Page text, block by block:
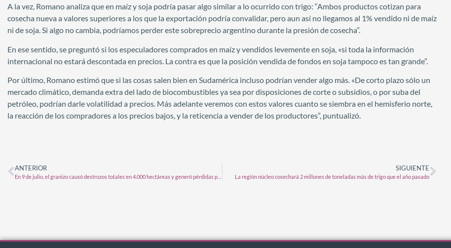
A la vez, Romano analiza que en maíz y soja podría pasar algo similar a lo ocurrido con trigo: “Ambos productos cotizan para
cosecha nueva a valores superiores a los que la exportación podría convalidar, pero aun así no llegamos al 1% vendido ni de maíz
ni de soja. Si algo no cambia, podríamos perder este sobreprecio argentino durante la presión de cosecha”.
En ese sentido, se preguntó si los especuladores comprados en maíz y vendidos levemente en soja, «si toda la información
internacional no estará descontada en precios. La contra es que la posición vendida de fondos en soja tampoco es tan grande”.
Por último, Romano estimó que si las cosas salen bien en Sudamérica incluso podrían vender algo más. «De corto plazo sólo un
mercado climático, demanda extra del lado de biocombustibles ya sea por disposiciones de corte o subsidios, o por suba del
petróleo, podrían darle volatilidad a precios. Más adelante veremos con estos valores cuanto se siembra en el hemisferio norte,
la reacción de los compradores a los precios bajos, y la reticencia a vender de los productores”, puntualizó.
ANTERIOR SIGUIENTE
La región núcleo cosechará 2 millones de toneladas más de trigo que el año pasado